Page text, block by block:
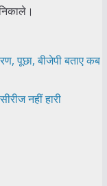
पूछा, बीजेपी बताए कब
नहीं हारी